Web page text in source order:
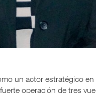
un actor estratégico en
operación de tres